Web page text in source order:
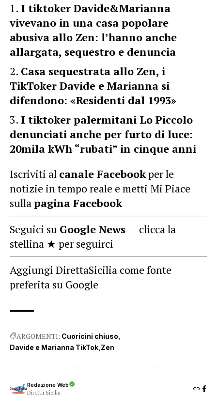
I tiktoker Davide&Marianna
vivevano in una casa popolare
abusiva allo Zen: l’hanno anche
allargata, sequestro e denuncia
Casa sequestrata allo Zen, i
TikToker Davide e Marianna si
difendono: «Residenti dal 1993»
I tiktoker palermitani Lo Piccolo
denunciati anche per furto di luce:
20mila kWh “rubati” in cinque anni
Iscriviti al canale Facebookper le
notizie in tempo reale e metti Mi Piace
sullapagina Facebook
Seguici su Google News — clicca la
stellina ★ per seguirci
Aggiungi DirettaSicilia come fonte
preferita su Google
ARGOMENTI: Cuoricini chiuso
Davide e Marianna TikTok Zen
Redazione Web
Diretta Sicilia